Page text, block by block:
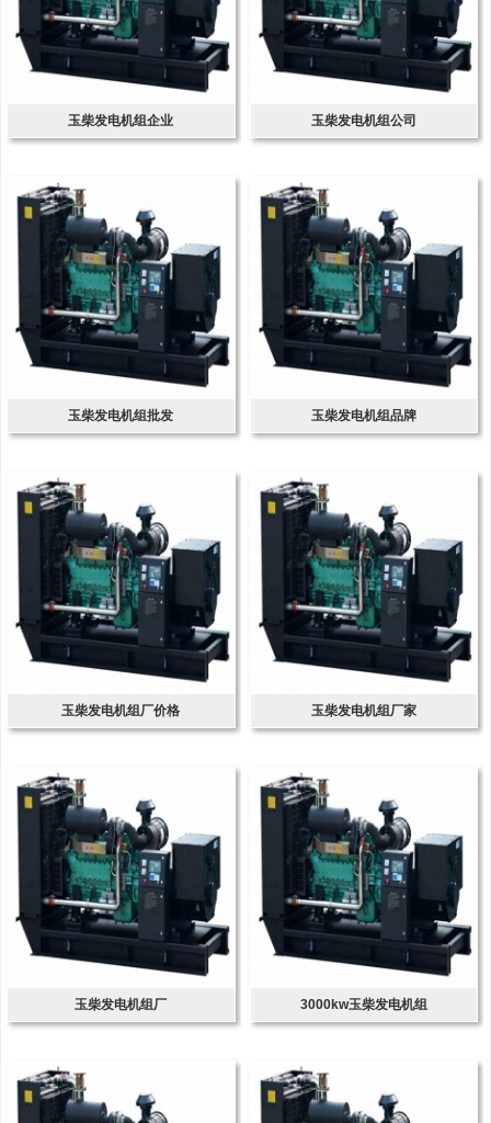
玉柴发电机组企业 玉柴发电机组公司
玉柴发电机组批发 玉柴发电机组品牌
玉柴发电机组厂价格 玉柴发电机组厂家
玉柴发电机组厂 3000kw玉柴发电机组